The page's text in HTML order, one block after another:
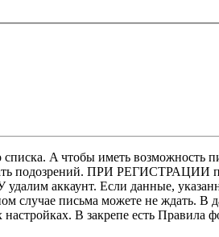
A чтобы иметь возможность
подозрений. ПРИ РЕГИСТРАЦИИ
аккаунт. Если данные,
случае письма можете не ждать. В
В закрепе есть Правила